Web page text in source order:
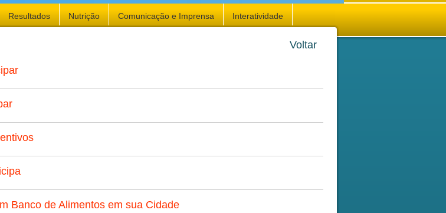
Resultados Nutrição Comunicação e Imprensa Interatividade
Voltar
Banco de Alimentos em sua Cidade